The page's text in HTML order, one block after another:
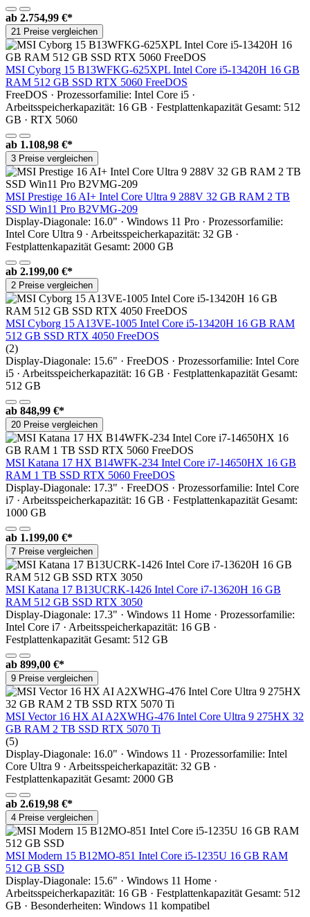
ab 2.754,99 €*
21 Preise vergleichen
MSI Cyborg 15 B13WFKG-625XPL Intel Core i5-13420H 16 GB
RAM 512 GB SSD RTX 5060 FreeDOS
FreeDOS · Prozessorfamilie: Intel Core i5 ·
Arbeitsspeicherkapazität: 16 GB · Festplattenkapazität Gesamt: 512
GB · RTX 5060
ab 1.108,98 €*
3 Preise vergleichen
MSI Prestige 16 AI+ Intel Core Ultra 9 288V 32 GB RAM 2 TB
SSD Win11 Pro B2VMG-209
Display-Diagonale: 16.0" · Windows 11 Pro · Prozessorfamilie:
Intel Core Ultra 9 · Arbeitsspeicherkapazität: 32 GB ·
Festplattenkapazität Gesamt: 2000 GB
ab 2.199,00 €*
2 Preise vergleichen
MSI Cyborg 15 A13VE-1005 Intel Core i5-13420H 16 GB RAM
512 GB SSD RTX 4050 FreeDOS
(2)
Display-Diagonale: 15.6" · FreeDOS · Prozessorfamilie: Intel Core
i5 · Arbeitsspeicherkapazität: 16 GB · Festplattenkapazität Gesamt:
512 GB
ab 848,99 €*
20 Preise vergleichen
MSI Katana 17 HX B14WFK-234 Intel Core i7-14650HX 16 GB
RAM 1 TB SSD RTX 5060 FreeDOS
Display-Diagonale: 17.3" · FreeDOS · Prozessorfamilie: Intel Core
i7 · Arbeitsspeicherkapazität: 16 GB · Festplattenkapazität Gesamt:
1000 GB
ab 1.199,00 €*
7 Preise vergleichen
MSI Katana 17 B13UCRK-1426 Intel Core i7-13620H 16 GB
RAM 512 GB SSD RTX 3050
Display-Diagonale: 17.3" · Windows 11 Home · Prozessorfamilie:
Intel Core i7 · Arbeitsspeicherkapazität: 16 GB ·
Festplattenkapazität Gesamt: 512 GB
ab 899,00 €*
9 Preise vergleichen
MSI Vector 16 HX AI A2XWHG-476 Intel Core Ultra 9 275HX 32
GB RAM 2 TB SSD RTX 5070 Ti
(5)
Display-Diagonale: 16.0" · Windows 11 · Prozessorfamilie: Intel
Core Ultra 9 · Arbeitsspeicherkapazität: 32 GB ·
Festplattenkapazität Gesamt: 2000 GB
ab 2.619,98 €*
4 Preise vergleichen
MSI Modern 15 B12MO-851 Intel Core i5-1235U 16 GB RAM
512 GB SSD
Display-Diagonale: 15.6" · Windows 11 Home ·
Arbeitsspeicherkapazität: 16 GB · Festplattenkapazität Gesamt: 512
GB · Besonderheiten: Windows 11 kompatibel